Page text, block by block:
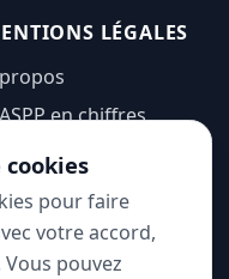
LÉGALES
en chiffres
légales
de
cookies
pour faire
votre accord,
pouvez